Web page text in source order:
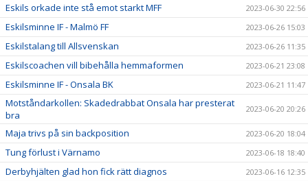
Eskils orkade inte stå emot starkt MFF 2023-06-30 22:56
Eskilsminne IF - Malmö FF 2023-06-26 15:03
Eskilstalang till Allsvenskan 2023-06-26 11:35
Eskilscoachen vill bibehålla hemmaformen 2023-06-21 23:08
Eskilsminne IF - Onsala BK 2023-06-21 11:47
Motståndarkollen: Skadedrabbat Onsala har presterat
bra
2023-06-20 20:26
Maja trivs på sin backposition 2023-06-20 18:04
Tung förlust i Värnamo 2023-06-18 18:40
Derbyhjälten glad hon fick rätt diagnos 2023-06-16 12:35